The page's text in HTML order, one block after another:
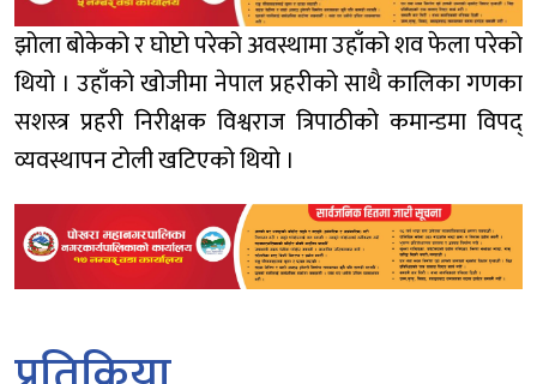
झोला बोकेको र घोप्टो परेको अवस्थामा उहाँको शव फेला परेको
थियो । उहाँको खोजीमा नेपाल प्रहरीको साथै कालिका गणका
सशस्त्र प्रहरी निरीक्षक विश्वराज त्रिपाठीको कमान्डमा विपद्
व्यवस्थापन टोली खटिएको थियो ।